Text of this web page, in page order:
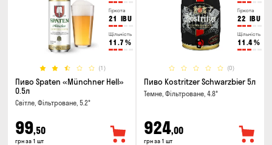
Гіркота
21 IBU
Щільність
11.7 %
(1)
Пиво Spaten «Münchner Hell»
0.5л
Світле, Фільтроване, 5.2°
99,50
грн за 1 шт
Гіркота
22 IBU
Щільність
11.4%
(0)
Пиво Kostritzer Schwarzbier 5л
Темне, Фільтроване, 4.8°
924,00
грн за 1 шт